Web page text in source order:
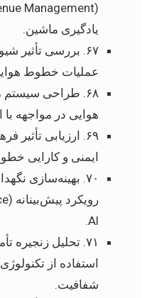
یادگیری ماشین.
۶۷. بررسی تأثیر
عملیات خطوط
۶۸. طراحی
هوایی در مواجهه با
۶۹. ارزیابی
ایمنی و کارایی
۷۰. بهینه‌سازی
AI.
۷۱. تحلیل زنجیره
استفاده از
شفافیت.